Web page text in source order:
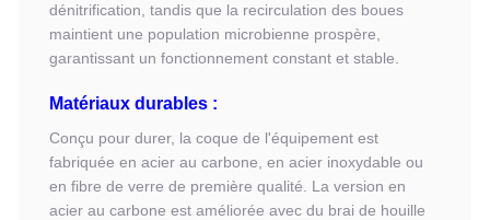
dénitrification, tandis que la recirculation des boues
maintient une population microbienne prospère,
garantissant un fonctionnement constant et stable.
Matériaux durables :
Conçu pour durer, la coque de l'équipement est
fabriquée en acier au carbone, en acier inoxydable ou
en fibre de verre de première qualité. La version en
acier au carbone est améliorée avec du brai de houille